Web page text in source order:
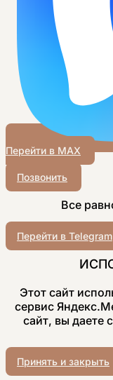
Перейти в MAX
Позвонить
Все
Перейти в Telegram
Этот сайт
сервис
сайт, вы даете
Принять и закрыть